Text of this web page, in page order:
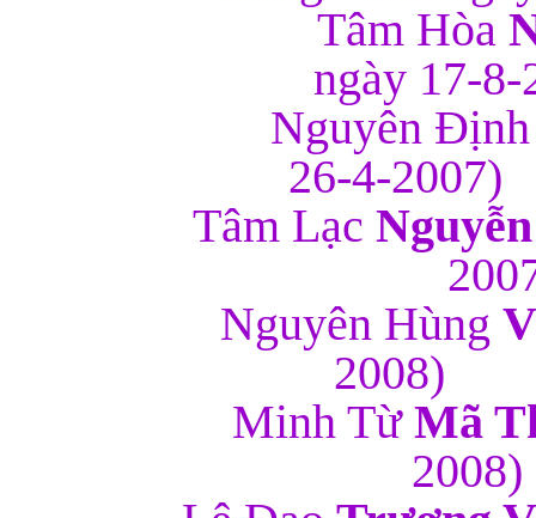
Tâm Hòa
ngày
Nguyên
26-
Tâm Lạc
Nguyên Hùng
Minh Từ Mã